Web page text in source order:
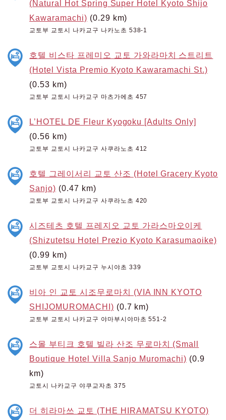
(Natural Hot Spring Super Hotel Kyoto Shijo
Kawaramachi) (0.29 km)
교토부 교토시 나카교구 나카노초 538-1
호텔 비스타 프레미오 교토 가와라마치 스트리트
(Hotel Vista Premio Kyoto Kawaramachi St.)
(0.53 km)
교토부 교토시 나카교구 마츠가에초 457
L’HOTEL DE Fleur Kyogoku [Adults Only]
(0.56 km)
교토부 교토시 나카교구 사쿠라노초 412
호텔 그레이서리 교토 산조 (Hotel Gracery Kyoto
Sanjo) (0.47 km)
교토부 교토시 나카교구 사쿠라노초 420
시즈테츠 호텔 프레지오 교토 가라스마오이케
(Shizutetsu Hotel Prezio Kyoto Karasumaoike)
(0.99 km)
교토부 교토시 나카교구 누시야초 339
비아 인 교토 시조무로마치 (VIA INN KYOTO
SHIJOMUROMACHI) (0.7 km)
교토부 교토시 나카교구 야마부시야마초 551-2
스몰 부티크 호텔 빌라 산조 무로마치 (Small
Boutique Hotel Villa Sanjo Muromachi) (0.9
km)
교토시 나카교구 야쿠교자초 375
더 히라마쓰 교토 (THE HIRAMATSU KYOTO)